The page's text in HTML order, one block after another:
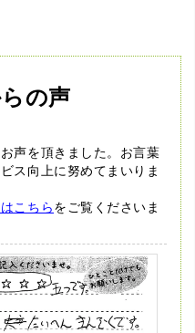
の声
声を頂きました。 お言葉
ス向上に努めてまいりま
こちらをご覧くださいま